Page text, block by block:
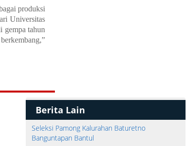
produksi
Universitas
gempa tahun
Berita Lain
Seleksi Pamong Kalurahan Baturetno
Banguntapan Bantul